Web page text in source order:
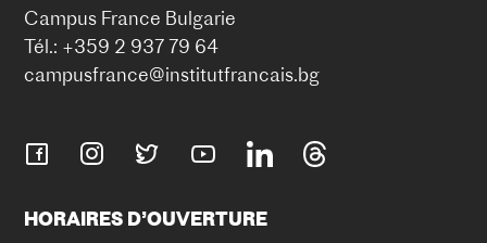
Campus France Bulgarie
Tél.: +359 2 937 79 64
campusfrance@institutfrancais.bg
HORAIRES D’OUVERTURE